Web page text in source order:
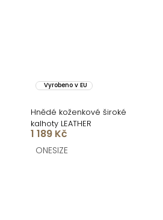
Vyrobeno v EU
Hnědé koženkové široké
kalhoty LEATHER
1 189 Kč
ONESIZE